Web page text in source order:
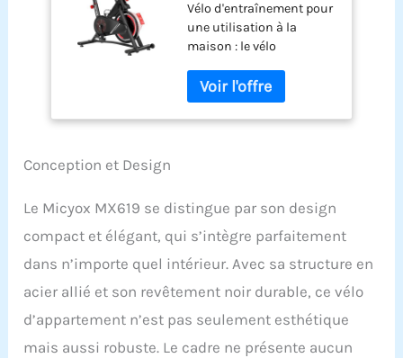
D'intérieur avec
Résistance
Magnétique, Volant
d'Inertie de 15kg,
Moniteur LCD avec
RPM et BPM, Vélos
Stationnaires pour
Vélo d'entraînement pour
une utilisation à la
maison : le vélo
équipé d'un volant
d'inertie de 15 kg avec
résistance magnétique
régler une résistance
appropriée. Appuyez sur
le bouton de tension vers
le bas jusqu'à la butée
pour permettre un arrêt
d'urgence et assurer un
entraînement
absolument sûr.
Conception et Design
Le Micyox MX619 se distingue par son design
compact et élégant, qui s’intègre parfaitement
dans n’importe quel intérieur. Avec sa structure en
acier allié et son revêtement noir durable, ce vélo
d’appartement n’est pas seulement esthétique
mais aussi robuste. Le cadre ne présente aucun